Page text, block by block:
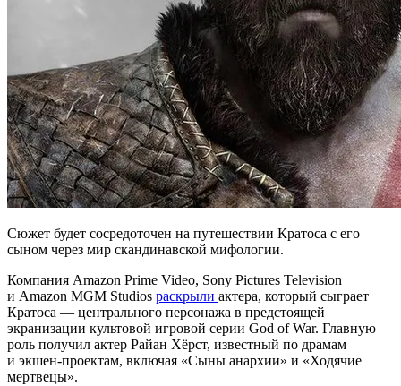
Cюжет будет сосредоточен на путешествии Кратоса с его
сыном через мир скандинавской мифологии.
Компания Amazon Prime Video, Sony Pictures Television
и Amazon MGM Studios раскрыли актера, который сыграет
Кратоса — центрального персонажа в предстоящей
экранизации культовой игровой серии God of War. Главную
роль получил актер Райан Хёрст, известный по драмам
и экшен-проектам, включая «Сыны анархии» и «Ходячие
мертвецы».